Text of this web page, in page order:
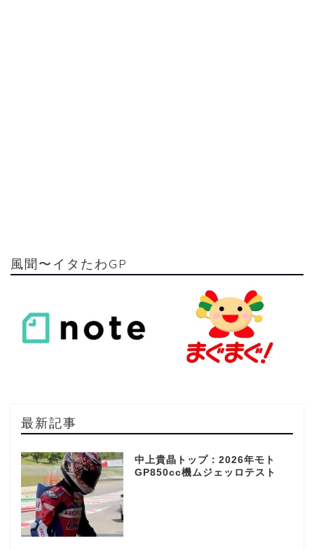
風聞〜イタたわGP
最新記事
中上貴晶トップ：2026年モト
GP850cc機ムジェッロテスト